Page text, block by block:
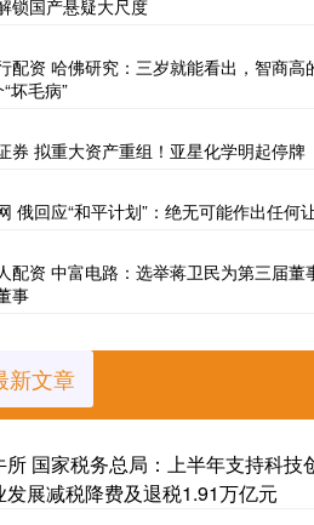
锁国产悬疑大尺度
配资 哈佛研究：三岁就能看出，智商高
坏毛病”
券 拟重大资产重组！亚星化学明起停牌
俄回应“和平计划”：绝无可能作出任何
配资 中富电路：选举蒋卫民为第三届董
事
新文章
所 国家税务总局：上半年支持科技
发展减税降费及退税1.91万亿元